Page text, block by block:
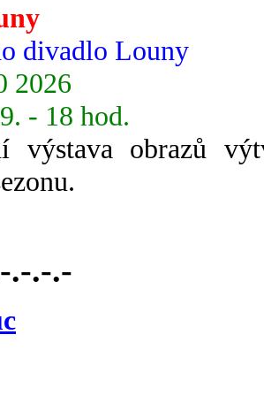
divadlo Louny
2026
- 18 hod.
výstava obrazů
.-.-.-